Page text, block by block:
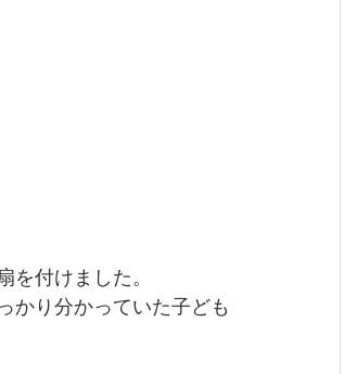
付けました。
かり分かっていた子ども